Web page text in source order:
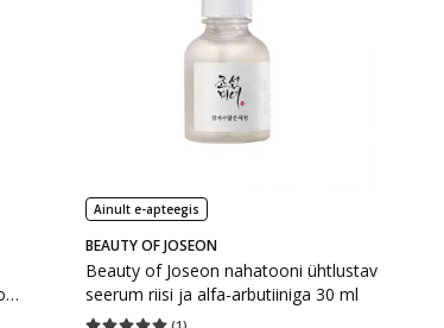
Ainult e-apteegis
BEAUTY OF JOSEON
Beauty of Joseon nahatooni ühtlustav
seerum riisi ja alfa-arbutiiniga 30 ml